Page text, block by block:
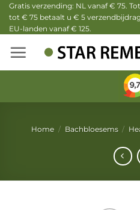
Ga
naar
inhoud
Gratis verzending: NL vanaf € 75.
tot € 75 betaalt u € 5
EU-landen vanaf € 125.
Home / Bachbloesems /